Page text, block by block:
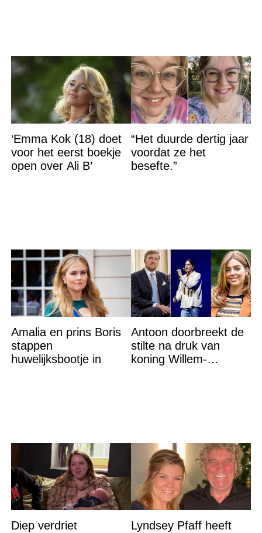
‘Emma Kok (18) doet
voor het eerst boekje
open over Ali B’
“Het duurde dertig jaar
voordat ze het
besefte.”
Amalia en prins Boris
stappen
huwelijksbootje in
Antoon doorbreekt de
stilte na druk van
koning Willem-
Diep verdriet
Lyndsey Pfaff heeft